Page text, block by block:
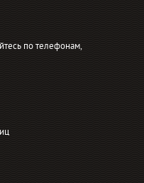
по телефонам,